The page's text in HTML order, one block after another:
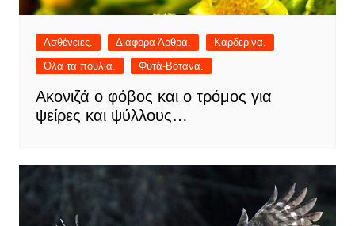
Ασθένειες. Διαφορα Άρθρα.
Καρδερινα.
Όλα τα πουλιά.
Φυτά-Βότανα.
Ακονιζά ο φόβος και ο τρόμος για
ψείρες και ψύλλους…